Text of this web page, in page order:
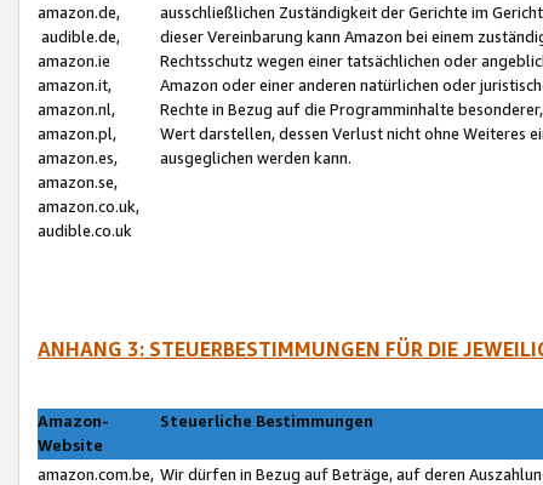
amazon.de,
audible.de,
amazon.ie
amazon.it,
amazon.nl,
amazon.pl,
amazon.es,
amazon.se,
amazon.co.uk,
audible.co.uk
ausschließlichen Zuständigkeit der Gerichte im
dieser Vereinbarung kann Amazon bei einem
Rechtsschutz wegen einer tatsächlichen oder
Amazon oder einer anderen natürlichen oder
Rechte in Bezug auf die Programminhalte
Wert darstellen, dessen Verlust nicht ohne Weiteres
ausgeglichen werden kann.
ANHANG 3: STEUERBESTIMMUNGEN FÜR DIE
Amazon-
Website
Steuerliche Bestimmungen
amazon.com.be, Wir dürfen in Bezug auf Beträge, auf deren